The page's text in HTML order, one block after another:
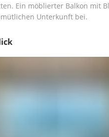
Ein möblierter Balkon mit
Unterkunft bei.